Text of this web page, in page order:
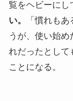
覧をヘビーにし
い。
「慣れも
うが、使い始
れだったとして
ことになる。